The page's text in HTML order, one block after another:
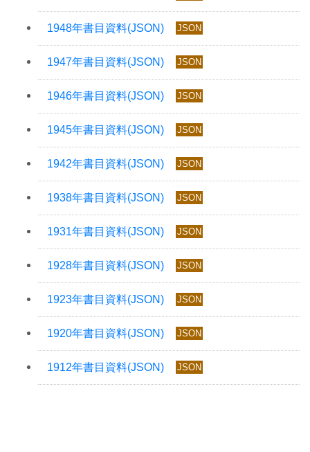
JSON
JSON
JSON
JSON
JSON
JSON
JSON
JSON
JSON
JSON
JSON